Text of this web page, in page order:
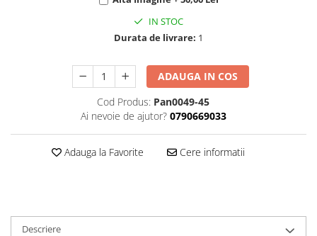
IN STOC
Durata de livrare: 1
ADAUGA IN COS
Cod Produs: Pan0049-45
Ai nevoie de ajutor? 0790669033
Adauga la Favorite Cere informatii
Descriere